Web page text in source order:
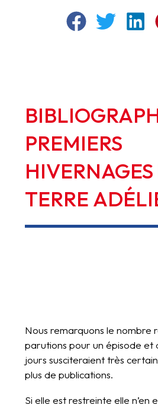
PREMIERS
HIVERNAGES
TERRE
Nous remarquons le nombre
parutions pour un épisode et
jours susciteraient très
plus de publications.
Si elle est restreinte elle n’en